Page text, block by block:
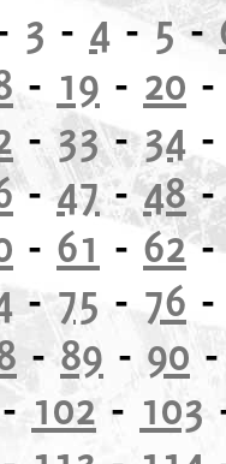
3 - 4 - 5-
- 19 - 20 -
-33-34 -
-47-48
- 61 - 62
- 75 - 76 -
-89 - 90 -
- 102 - 103